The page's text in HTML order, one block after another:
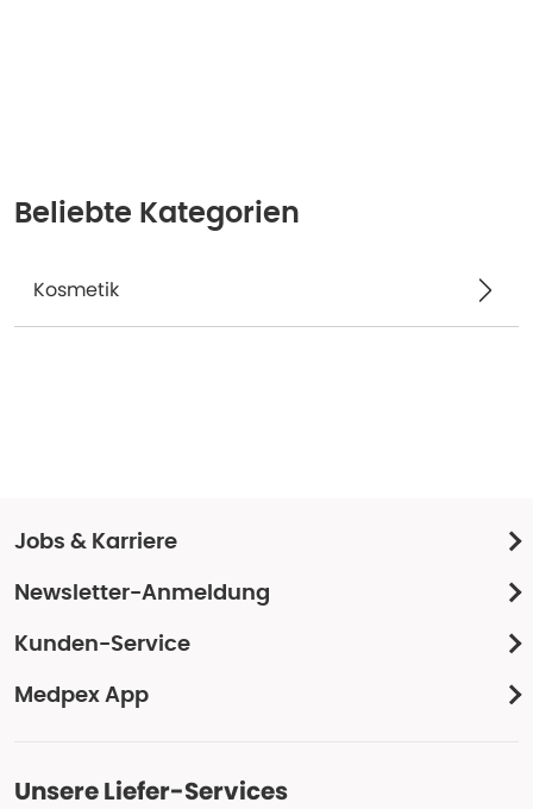
Beliebte Kategorien
Kosmetik
Jobs & Karriere
Newsletter-Anmeldung
Kunden-Service
Medpex App
Unsere Liefer-Services